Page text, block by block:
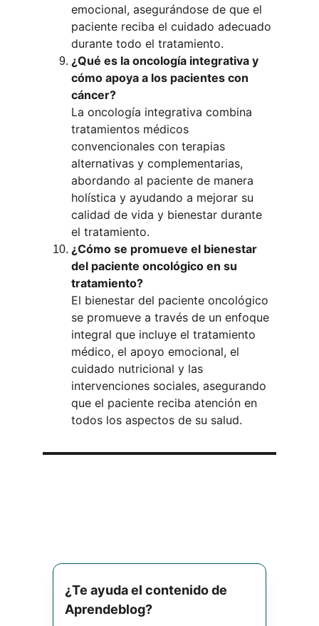
emocional, asegurándose de que el
paciente reciba el cuidado adecuado
durante todo el tratamiento.
¿Qué es la oncología integrativa y
cómo apoya a los pacientes con
cáncer?
La oncología integrativa combina
tratamientos médicos
convencionales con terapias
alternativas y complementarias,
abordando al paciente de manera
holística y ayudando a mejorar su
calidad de vida y bienestar durante
el tratamiento.
¿Cómo se promueve el bienestar
del paciente oncológico en su
tratamiento?
El bienestar del paciente oncológico
se promueve a través de un enfoque
integral que incluye el tratamiento
médico, el apoyo emocional, el
cuidado nutricional y las
intervenciones sociales, asegurando
que el paciente reciba atención en
todos los aspectos de su salud.
¿Te ayuda el contenido de
Aprendeblog?